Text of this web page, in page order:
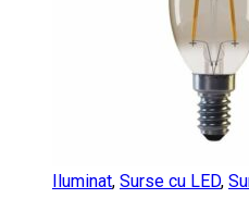
Iluminat, Surse cu LED,